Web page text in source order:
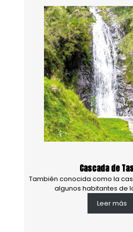
Cascada de
También conocida como la
algunos habitantes de
Leer más